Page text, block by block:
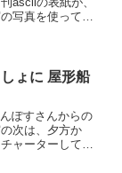
写真を使ってい
ょに 屋形船
ぽすさんからの
次は、夕方か
ャーターしての